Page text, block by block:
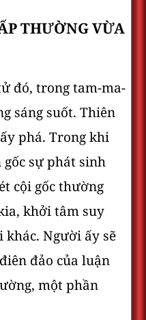
THƯỜNG VỪA
đó, trong tam-ma-
sáng suốt. Thiên
phá. Trong khi
sự phát sinh
cội gốc thường
khởi tâm suy
Người ấy sẽ
đảo của luận
một phần